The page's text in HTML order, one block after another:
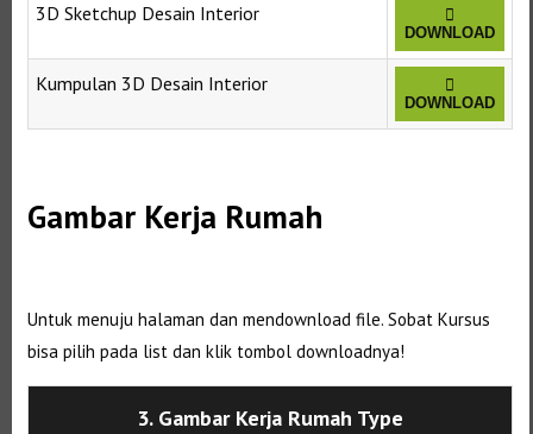
3D Sketchup Desain Interior
DOWNLOAD
Kumpulan 3D Desain Interior
DOWNLOAD
Gambar Kerja Rumah
Untuk menuju halaman dan mendownload file. Sobat Kursus
bisa pilih pada list dan klik tombol downloadnya!
3. Gambar Kerja Rumah Type